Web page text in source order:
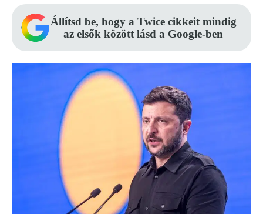
Állítsd be, hogy a Twice cikkeit mindig
az elsők között lásd a Google-ben